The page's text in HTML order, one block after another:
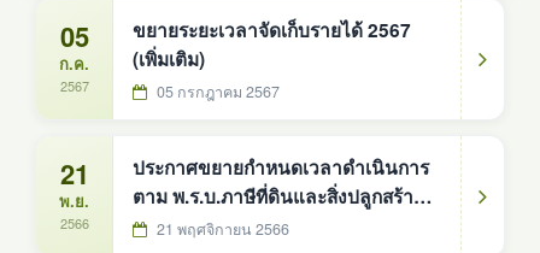
05
ก.ค.
2567
ขยายระยะเวลาจัดเก็บรายได้ 2567
(เพิ่มเติม)
05 กรกฎาคม 2567
21
พ.ย.
2566
ประกาศขยายกำหนดเวลาดำเนินการ
ตาม พ.ร.บ.ภาษีที่ดินและสิ่งปลูกสร้าง
พ.ศ. 2562 ประจำปี พ.ศ. 2567
21 พฤศจิกายน 2566